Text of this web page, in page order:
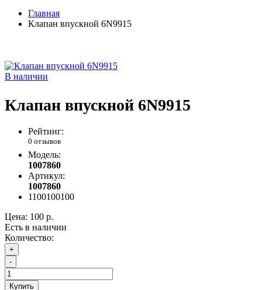
Главная
Клапан впускной 6N9915
В наличии
Клапан впускной 6N9915
Рейтинг:
0 отзывов
Модель:
1007860
Артикул:
1007860
1100100100
Цена: 100 р.
Есть в наличии
Количество:
+
-
Купить